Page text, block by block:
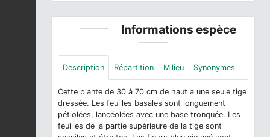
Informations espèce
Description Répartition Milieu Synonymes
Cette plante de 30 à 70 cm de haut a une seule tige
dressée. Les feuilles basales sont longuement
pétiolées, lancéolées avec une base tronquée. Les
feuilles de la partie supérieure de la tige sont